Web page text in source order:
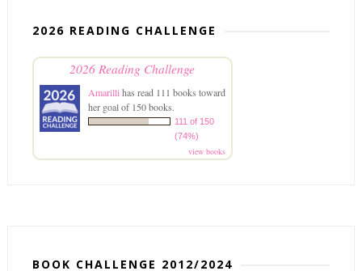
2026 READING CHALLENGE
2026 Reading Challenge
Amarillihas read 111 books toward
her goal of 150 books.
111 of 150
(74%)
view books
BOOK CHALLENGE 2012/2024